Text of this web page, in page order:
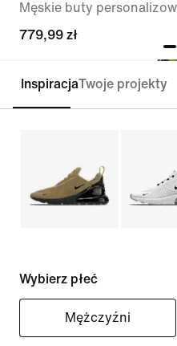
Męskie buty
779,99 zł
Personalizuj
InspiracjaTwoje projekty
Wybierz płeć
Mężczyźni